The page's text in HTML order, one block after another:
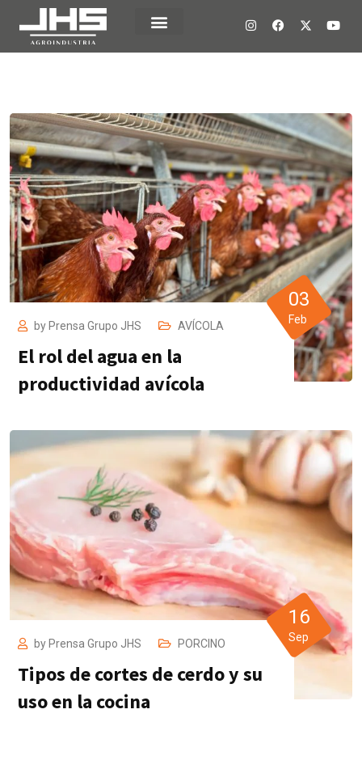
by Prensa Grupo JHS AVÍCOLA
El rol del agua en la
productividad avícola
03
Feb
by Prensa Grupo JHS PORCINO
Tipos de cortes de cerdo y su
uso en la cocina
16
Sep